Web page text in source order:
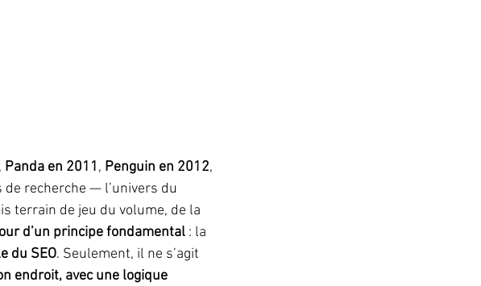
Panda en 2011, Penguin en 2012,
recherche — l’univers du
terrain de jeu du volume, de la
d’un principe fondamental : la
du SEO. Seulement, il ne s’agit
endroit, avec une logique